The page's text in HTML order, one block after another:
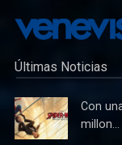
Últimas Noticias
Con
millon...